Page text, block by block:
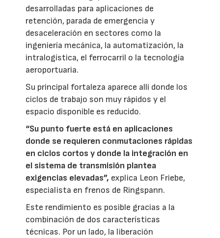
desarrolladas para aplicaciones de
retención, parada de emergencia y
desaceleración en sectores como la
ingeniería mecánica, la automatización, la
intralogística, el ferrocarril o la tecnología
aeroportuaria.
Su principal fortaleza aparece allí donde los
ciclos de trabajo son muy rápidos y el
espacio disponible es reducido.
“Su punto fuerte está en aplicaciones
donde se requieren conmutaciones rápidas
en ciclos cortos y donde la integración en
el sistema de transmisión plantea
exigencias elevadas”, explica Leon Friebe,
especialista en frenos de Ringspann.
Este rendimiento es posible gracias a la
combinación de dos características
técnicas. Por un lado, la liberación